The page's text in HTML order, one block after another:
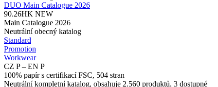
DUO Main Catalogue 2026
90.26HK NEW
Main Catalogue 2026
Neutrální obecný katalog
Standard
Promotion
Workwear
CZ P – EN P
100% papír s certifikací FSC, 504 stran
Neutrální kompletní katalog, obsahuje 2.560 produktů, 3 dostupné